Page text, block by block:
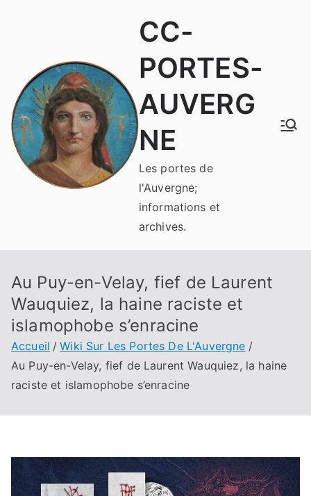
CC-
PORTES-
AUVERG
NE
Les portes de
l'Auvergne;
informations et
archives.
Au Puy-en-Velay, fief de Laurent
Wauquiez, la haine raciste et
islamophobe s’enracine
Accueil
Wiki Sur Les Portes De L'Auvergne
Au Puy-en-Velay, fief de Laurent Wauquiez, la haine
raciste et islamophobe s’enracine